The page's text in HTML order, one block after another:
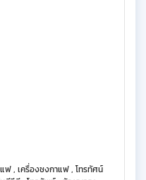
ฟ , เครื่องชงกาแฟ , โทรทัศน์